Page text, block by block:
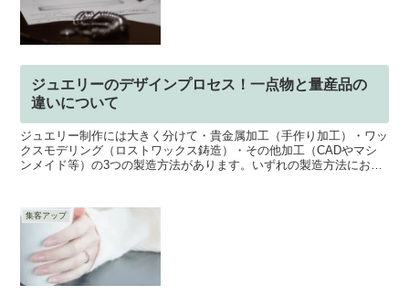
ジュエリーのデザインプロセス！一点物と量産品の
違いについて
ジュエリー制作には大きく分けて・貴金属加工（手作り加工）・ワッ
クスモデリング（ロストワックス鋳造）・その他加工（CADやマシ
ンメイド等）の3つの製造方法があります。いずれの製造方法におい
集客アップ